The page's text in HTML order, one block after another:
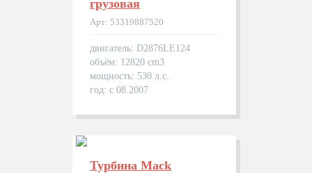
грузовая
Арт: 53319887520
двигатель: D2876LE124
объём: 12820 cm3
мощность: 530 л.с.
год: с 08.2007
Турбина Mack